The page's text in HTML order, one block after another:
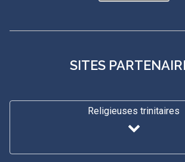
SITES
Religieuses trinitaires